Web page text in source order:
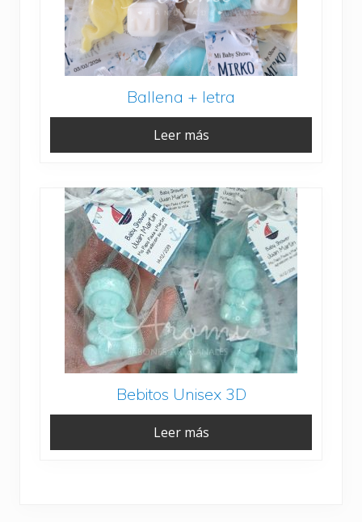
Ballena + letra
Leer más
Bebitos Unisex 3D
Leer más